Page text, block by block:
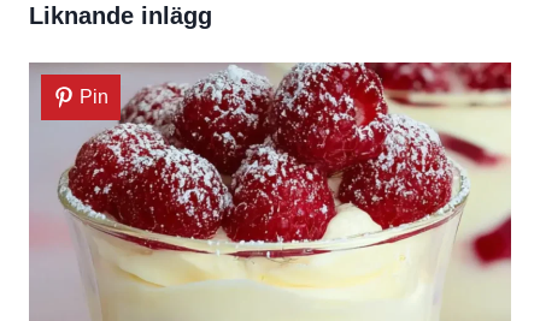
Liknande inlägg
Pin